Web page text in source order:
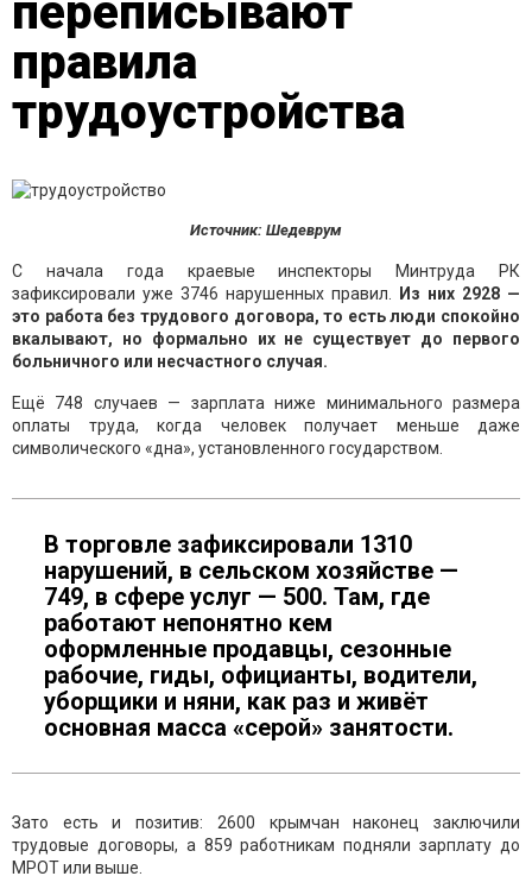
переписывают
правила
трудоустройства
Источник: Шедеврум
С начала года краевые инспекторы Минтруда РК
зафиксировали уже 3746 нарушенных правил.
Из них 2928 —
это работа без трудового договора, то есть люди спокойно
вкалывают, но формально их не существует до первого
больничного или несчастного случая.
Ещё 748 случаев — зарплата ниже минимального размера
оплаты труда, когда человек получает меньше даже
символического «дна», установленного государством.
В торговле зафиксировали 1310
нарушений, в сельском хозяйстве —
749, в сфере услуг — 500. Там, где
работают непонятно кем
оформленные продавцы, сезонные
рабочие, гиды, официанты, водители,
уборщики и няни, как раз и живёт
основная масса «серой» занятости.
Зато есть и позитив: 2600 крымчан наконец заключили
трудовые договоры, а 859 работникам подняли зарплату до
МРОТ или выше.